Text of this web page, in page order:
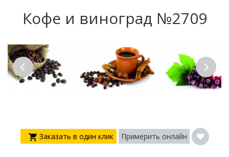
Кофе и виноград №2709
Заказать в один клик Примерить онлайн